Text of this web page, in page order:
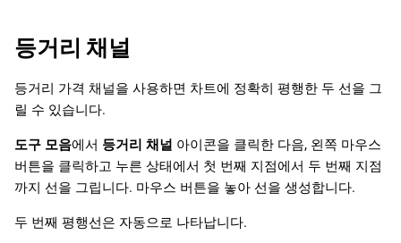
등거리 채널
등거리 가격 채널을 사용하면 차트에 정확히 평행한 두 선을 그
릴 수 있습니다.
도구 모음에서 등거리 채널 아이콘을 클릭한 다음, 왼쪽 마우스
버튼을 클릭하고 누른 상태에서 첫 번째 지점에서 두 번째 지점
까지 선을 그립니다. 마우스 버튼을 놓아 선을 생성합니다.
두 번째 평행선은 자동으로 나타납니다.